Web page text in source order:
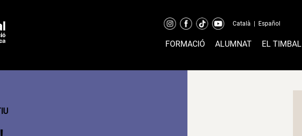
Català Español
FORMACIÓ ALUMNAT EL TIMBAL